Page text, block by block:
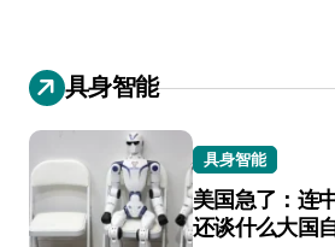
具身智能
具身智能
美国急了：连
还谈什么大国